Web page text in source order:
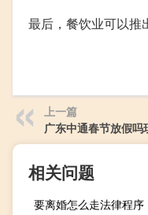
最后，餐饮业可以推
上一篇
广东中通春节放假吗
相关问题
要离婚怎么走法律程序